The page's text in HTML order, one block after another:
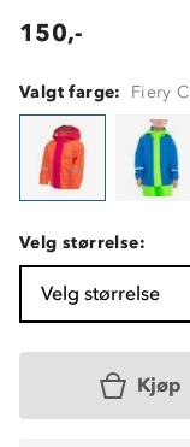
150,-
Valgt farge: Fiery
Velg størrelse:
Velg størrelse
Kjøp